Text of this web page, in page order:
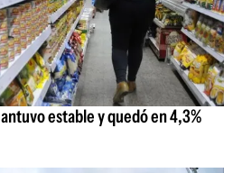
estable y quedó en 4,3%